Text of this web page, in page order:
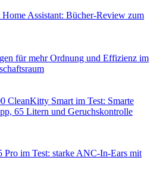
Assistant: Bücher-Review zum
für mehr Ordnung und Effizienz im
CleanKitty Smart im Test: Smarte
65 Litern und Geruchskontrolle
Pro im Test: starke ANC-In-Ears mit